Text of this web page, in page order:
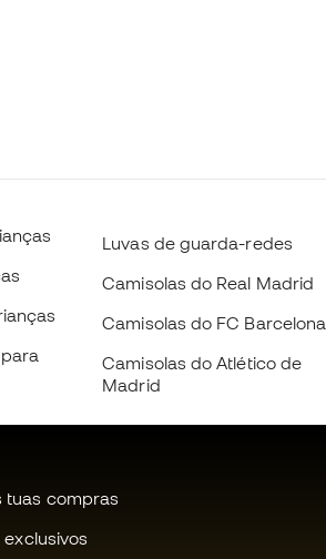
Luvas de guarda-redes
Camisolas do Real Madrid
Camisolas do FC Barcelona
Camisolas do Atlético de
Madrid
tuas compras